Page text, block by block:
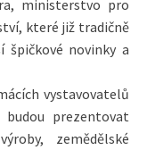
ministerstvo pro
které již tradičně
špičkové novinky a
vystavovatelů
prezentovat
zemědělské